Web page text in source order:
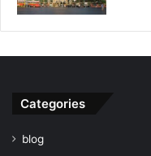
Categories
blog